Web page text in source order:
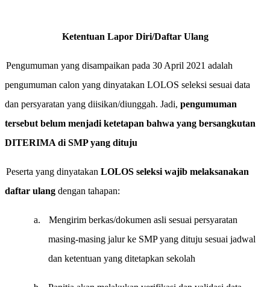
Ketentuan Lapor Diri/Daftar Ulang
Pengumuman yang disampaikan pada 30 April 2021 adalah
pengumuman calon yang dinyatakan LOLOS seleksi sesuai data
dan persyaratan yang diisikan/diunggah. Jadi, pengumuman
tersebut belum menjadi ketetapan bahwa yang bersangkutan
DITERIMA di SMP yang dituju
Peserta yang dinyatakan LOLOS seleksi wajib melaksanakan
daftar ulang dengan tahapan:
a.
Mengirim berkas/dokumen asli sesuai persyaratan
masing-masing jalur ke SMP yang dituju sesuai jadwal
dan ketentuan yang ditetapkan sekolah